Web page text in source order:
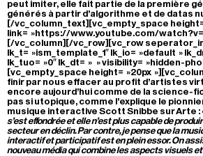
peut imiter, elle fait partie de la première
générés à partir d’algorithme et de datas
[/vc_column_text][vc_empty_space
link= »https://www.youtube.com/
[/vc_column][/vc_row][vc_row
lk_t= »ism_template_1″ lk_io= »default »
lk_tuo= »0″ lk_dt= » » visibility= »hidden-
[vc_empty_space height= »20px
finir par nous effacer au profit d’artistes
encore aujourd’hui comme de la science-
pas si utopique, comme l’explique le
musique interactive Scott Snibbe sur Arte :
s’est effondrée et elle n’est plus capable de
secteur en déclin. Par contre, je pense que la
interactif et participatif est en plein essor. On
nouveau média qui combine les aspects visuels